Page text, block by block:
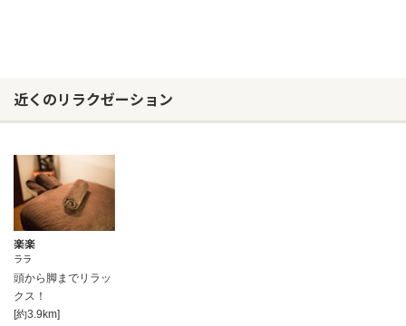
お問い合わせ
近くのリラクゼーション
楽楽
ララ
頭から脚までリラッ
クス！
[約3.9km]